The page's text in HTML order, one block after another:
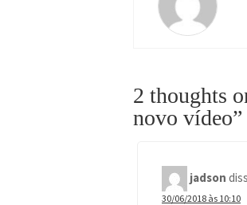
2 thoughts
novo vídeo”
jadson
30/06/2018 às 10:10